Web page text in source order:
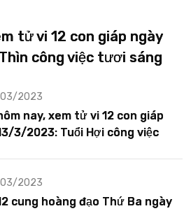
tử vi 12 con giáp ngày
công việc tươi sáng
2023
nay, xem tử vi 12 con giáp
3/2023: Tuổi Hợi công việc
2023
cung hoàng đạo Thứ Ba ngày